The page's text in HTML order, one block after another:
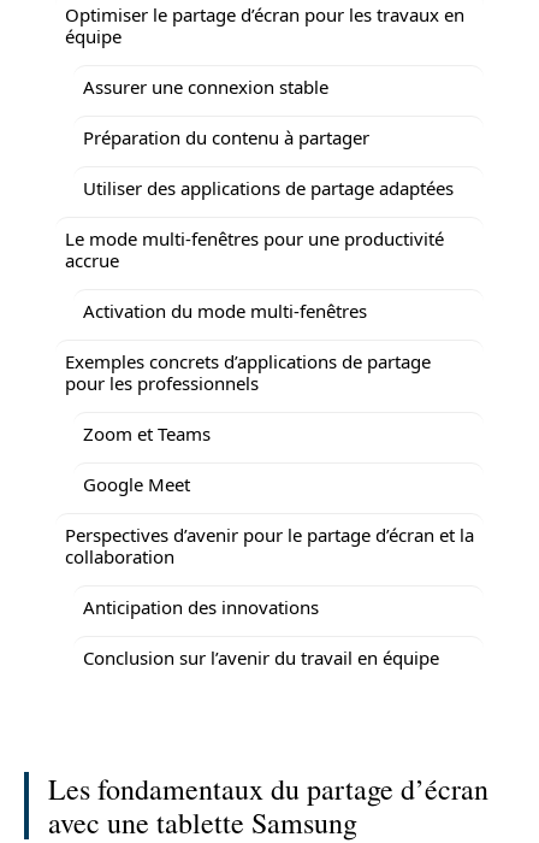
Optimiser le partage d’écran pour les travaux en
équipe
Assurer une connexion stable
Préparation du contenu à partager
Utiliser des applications de partage adaptées
Le mode multi-fenêtres pour une productivité
accrue
Activation du mode multi-fenêtres
Exemples concrets d’applications de partage
pour les professionnels
Zoom et Teams
Google Meet
Perspectives d’avenir pour le partage d’écran et la
collaboration
Anticipation des innovations
Conclusion sur l’avenir du travail en équipe
Les fondamentaux du partage d’écran
avec une tablette Samsung